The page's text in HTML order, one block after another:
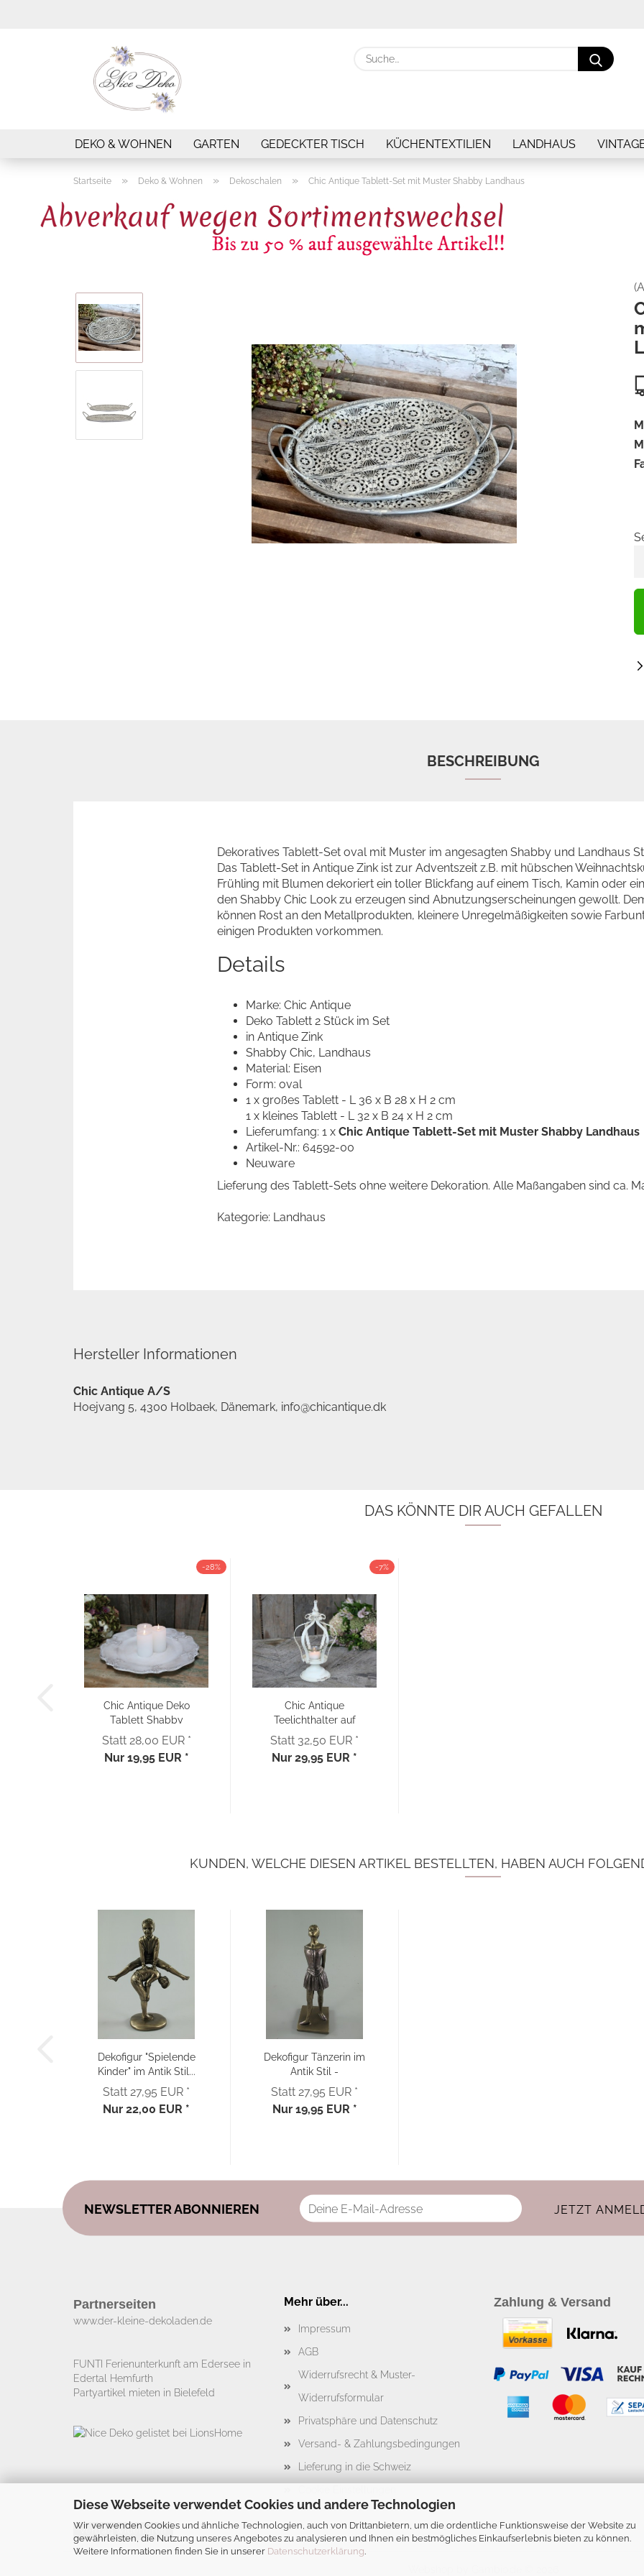
Diese Webseite verwendet Cookies und andere Technologien
Wir verwenden Cookies und ähnliche Technologien, auch von Drittanbietern, um die ordentliche Funktionsweise der Website zu
gewährleisten, die Nutzung unseres Angebotes zu analysieren und Ihnen ein bestmögliches Einkaufserlebnis bieten zu können.
Weitere Informationen finden Sie in unserer Datenschutzerklärung.
DEKO & WOHNEN GARTEN GEDECKTER TISCH KÜCHENTEXTILIEN LANDHAUS
Startseite » Deko & Wohnen » Dekoschalen » Chic Antique Tablett-Set mit Muster Shabby Landhaus
BESCHREIBUNG
Dekoratives Tablett-Set oval mit Muster im angesagten Shabby und Landhaus
Das Tablett-Set in Antique Zink ist zur Adventszeit z.B. mit hübschen
Frühling mit Blumen dekoriert ein toller Blickfang auf einem Tisch, Kamin oder
den Shabby Chic Look zu erzeugen sind Abnutzungserscheinungen gewollt.
können Rost an den Metallprodukten, kleinere Unregelmäßigkeiten sowie
einigen Produkten vorkommen.
Details
Marke: Chic Antique
Deko Tablett 2 Stück im Set
in Antique Zink
Shabby Chic, Landhaus
Material: Eisen
Form: oval
1 x großes Tablett - L 36 x B 28 x H 2 cm
1 x kleines Tablett - L 32 x B 24 x H 2 cm
Lieferumfang: 1 x Chic Antique Tablett-Set mit Muster Shabby Landhaus
Artikel-Nr.: 64592-00
Neuware
Lieferung des Tablett-Sets ohne weitere Dekoration. Alle Maßangaben sind ca.
Kategorie: Landhaus
Hersteller Informationen
Chic Antique A/S
Hoejvang 5, 4300 Holbaek, Dänemark, info@chicantique.dk
DAS KÖNNTE DIR AUCH GEFALLEN
-28%
Chic Antique Deko
Tablett Shabby
Landhaus...
Statt 28,00 EUR *
Nur 19,95 EUR *
-7%
Chic Antique
Teelichthalter auf
Kronenfuß...
Statt 32,50 EUR *
Nur 29,95 EUR *
KUNDEN, WELCHE DIESEN ARTIKEL BESTELLTEN, HABEN AUCH
Dekofigur "Spielende
Kinder" im Antik Stil...
Statt 27,95 EUR *
Nur 22,00 EUR *
Dekofigur Tänzerin im
Antik Stil -
bronzefarben...
Statt 27,95 EUR *
Nur 19,95 EUR *
NEWSLETTER ABONNIEREN
Partnerseiten
www.der-kleine-dekoladen.de​
FUNTI Ferienunterkunft am Edersee in
Edertal Hemfurth
Partyartikel mieten in Bielefeld
Mehr über...
Impressum
AGB
Widerrufsrecht & Muster-
Widerrufsformular
Privatsphäre und Datenschutz
Versand- & Zahlungsbedingungen
Lieferung in die Schweiz
Zahlung & Versand
Vertrag widerrufen